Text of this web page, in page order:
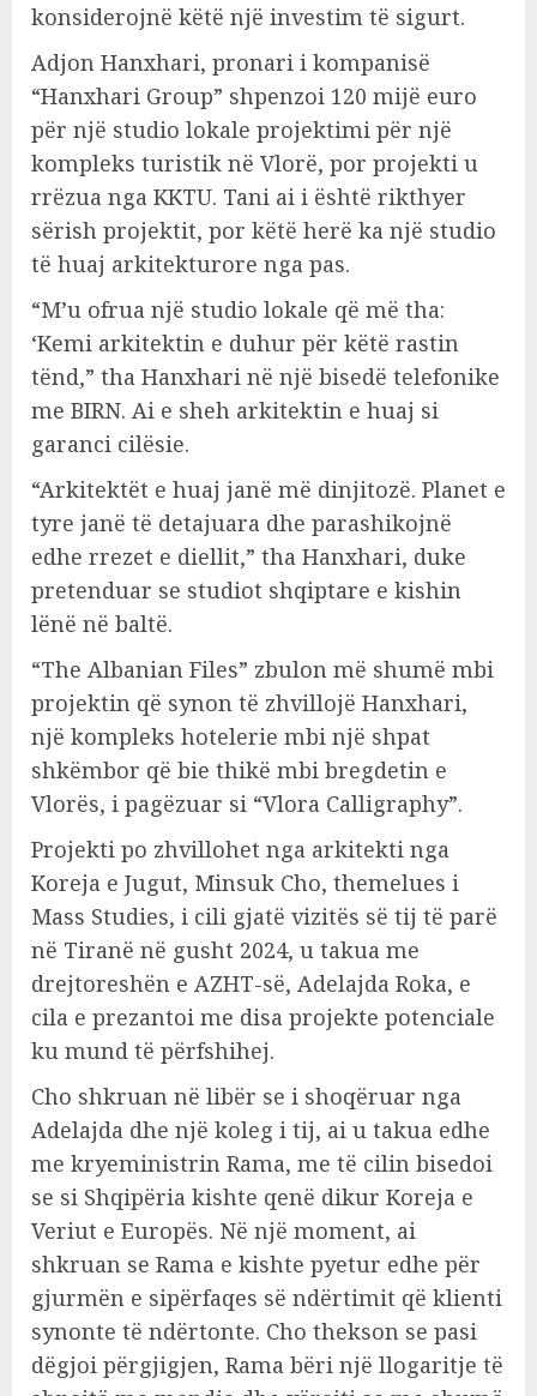
konsiderojnë këtë një investim të sigurt.
Adjon Hanxhari, pronari i kompanisë
“Hanxhari Group” shpenzoi 120 mijë euro
për një studio lokale projektimi për një
kompleks turistik në Vlorë, por projekti u
rrëzua nga KKTU. Tani ai i është rikthyer
sërish projektit, por këtë herë ka një studio
të huaj arkitekturore nga pas.
“M’u ofrua një studio lokale që më tha:
‘Kemi arkitektin e duhur për këtë rastin
tënd,” tha Hanxhari në një bisedë telefonike
me BIRN. Ai e sheh arkitektin e huaj si
garanci cilësie.
“Arkitektët e huaj janë më dinjitozë. Planet e
tyre janë të detajuara dhe parashikojnë
edhe rrezet e diellit,” tha Hanxhari, duke
pretenduar se studiot shqiptare e kishin
lënë në baltë.
“The Albanian Files” zbulon më shumë mbi
projektin që synon të zhvillojë Hanxhari,
një kompleks hotelerie mbi një shpat
shkëmbor që bie thikë mbi bregdetin e
Vlorës, i pagëzuar si “Vlora Calligraphy”.
Projekti po zhvillohet nga arkitekti nga
Koreja e Jugut, Minsuk Cho, themelues i
Mass Studies, i cili gjatë vizitës së tij të parë
në Tiranë në gusht 2024, u takua me
drejtoreshën e AZHT-së, Adelajda Roka, e
cila e prezantoi me disa projekte potenciale
ku mund të përfshihej.
Cho shkruan në libër se i shoqëruar nga
Adelajda dhe një koleg i tij, ai u takua edhe
me kryeministrin Rama, me të cilin bisedoi
se si Shqipëria kishte qenë dikur Koreja e
Veriut e Europës. Në një moment, ai
shkruan se Rama e kishte pyetur edhe për
gjurmën e sipërfaqes së ndërtimit që klienti
synonte të ndërtonte. Cho thekson se pasi
dëgjoi përgjigjen, Rama bëri një llogaritje të